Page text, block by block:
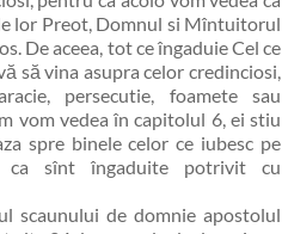
lor Preot, Domnul si Mîntuitorul
De aceea, tot ce îngaduie Cel ce
să vina asupra celor credinciosi,
persecutie, foamete sau
vom vedea în capitolul 6, ei stiu
spre binele celor ce iubesc pe
ca sînt îngaduite potrivit cu
de domnie apostolul